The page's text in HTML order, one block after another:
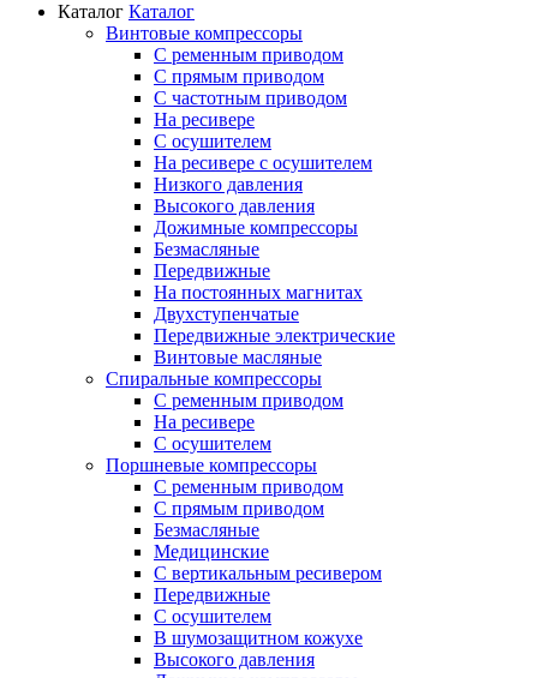
Каталог Каталог
Винтовые компрессоры
С ременным приводом
С прямым приводом
С частотным приводом
На ресивере
С осушителем
На ресивере с осушителем
Низкого давления
Высокого давления
Дожимные компрессоры
Безмасляные
Передвижные
На постоянных магнитах
Двухступенчатые
Передвижные электрические
Винтовые масляные
Спиральные компрессоры
С ременным приводом
На ресивере
С осушителем
Поршневые компрессоры
С ременным приводом
С прямым приводом
Безмасляные
Медицинские
С вертикальным ресивером
Передвижные
С осушителем
В шумозащитном кожухе
Высокого давления